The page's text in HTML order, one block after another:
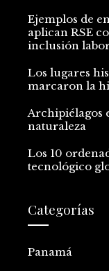
Ejemplos de
aplican RSE
inclusión
Los lugares
marcaron la
Archipiélagos
naturaleza
Los 10
tecnológico
Categorías
Panamá